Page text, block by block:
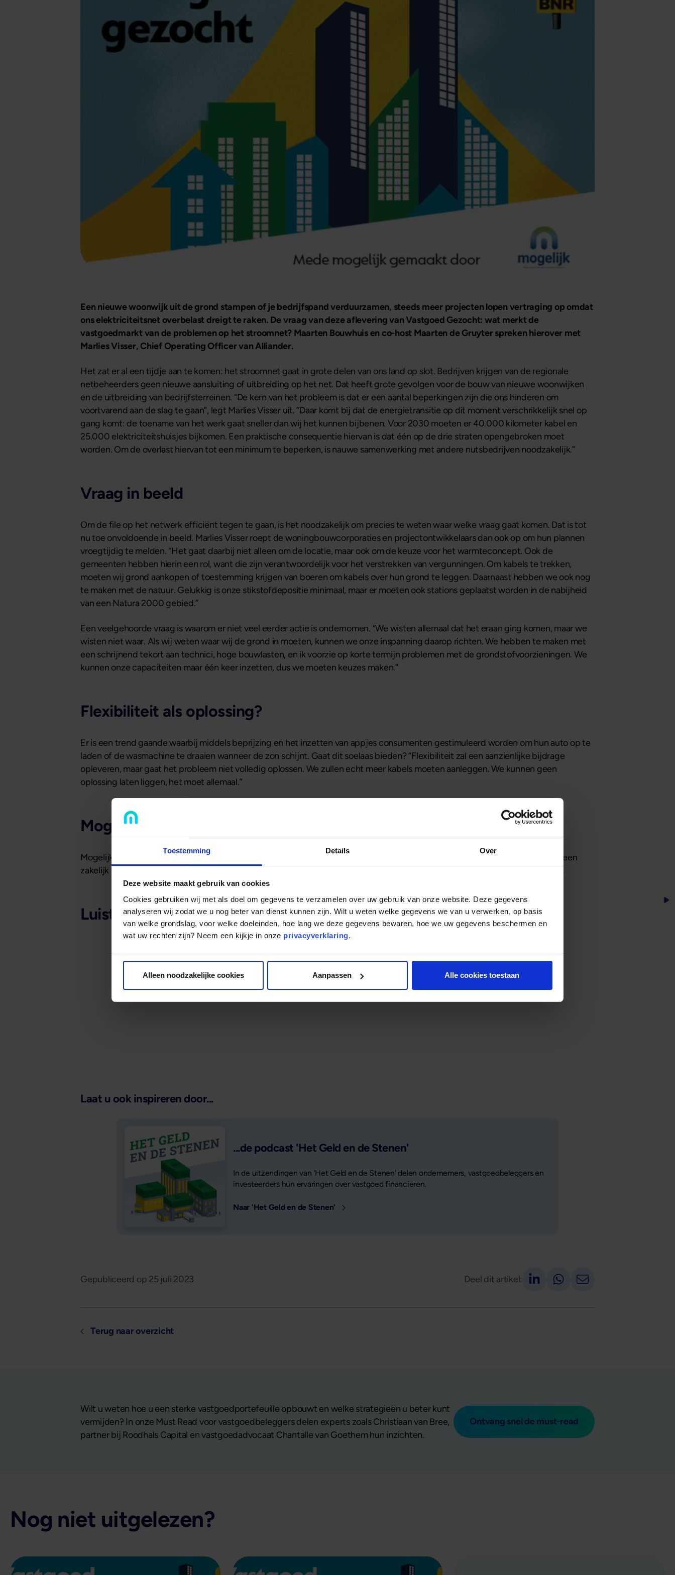
Toestemming Details Over
Deze website maakt gebruik van cookies
Cookies gebruiken wij met als doel om gegevens te verzamelen over uw gebruik van onze website. Deze gegevens
analyseren wij zodat we u nog beter van dienst kunnen zijn. Wilt u weten welke gegevens we van u verwerken, op basis
van welke grondslag, voor welke doeleinden, hoe lang we deze gegevens bewaren, hoe we uw gegevens beschermen en
wat uw rechten zijn? Neem een kijkje in onze privacyverklaring.
Alleen noodzakelijke cookies Aanpassen Alle cookies toestaan
Een nieuwe woonwijk uit de grond stampen of je bedrijfspand verduurzamen, steeds meer projecten lopen vertraging op omdat
ons elektriciteitsnet overbelast dreigt te raken. De vraag van deze aflevering van Vastgoed Gezocht: wat merkt de
vastgoedmarkt van de problemen op het stroomnet? Maarten Bouwhuis en co-host Maarten de Gruyter spreken hierover met
Marlies Visser, Chief Operating Officer van Alliander.
Het zat er al een tijdje aan te komen: het stroomnet gaat in grote delen van ons land op slot. Bedrijven krijgen van de regionale
netbeheerders geen nieuwe aansluiting of uitbreiding op het net. Dat heeft grote gevolgen voor de bouw van nieuwe woonwijken
en de uitbreiding van bedrijfsterreinen. “De kern van het probleem is dat er een aantal beperkingen zijn die ons hinderen om
voortvarend aan de slag te gaan”, legt Marlies Visser uit. “Daar komt bij dat de energietransitie op dit moment verschrikkelijk snel op
gang komt: de toename van het werk gaat sneller dan wij het kunnen bijbenen. Voor 2030 moeten er 40.000 kilometer kabel en
25.000 elektriciteitshuisjes bijkomen. Een praktische consequentie hiervan is dat één op de drie straten opengebroken moet
worden. Om de overlast hiervan tot een minimum te beperken, is nauwe samenwerking met andere nutsbedrijven noodzakelijk.”
Vraag in beeld
Om de file op het netwerk efficiënt tegen te gaan, is het noodzakelijk om precies te weten waar welke vraag gaat komen. Dat is tot
nu toe onvoldoende in beeld. Marlies Visser roept de woningbouwcorporaties en projectontwikkelaars dan ook op om hun plannen
vroegtijdig te melden. “Het gaat daarbij niet alleen om de locatie, maar ook om de keuze voor het warmteconcept. Ook de
gemeenten hebben hierin een rol, want die zijn verantwoordelijk voor het verstrekken van vergunningen. Om kabels te trekken,
moeten wij grond aankopen of toestemming krijgen van boeren om kabels over hun grond te leggen. Daarnaast hebben we ook nog
te maken met de natuur. Gelukkig is onze stikstofdepositie minimaal, maar er moeten ook stations geplaatst worden in de nabijheid
van een Natura 2000 gebied.”
Een veelgehoorde vraag is waarom er niet veel eerder actie is ondernomen. “We wisten allemaal dat het eraan ging komen, maar we
wisten niet waar. Als wij weten waar wij de grond in moeten, kunnen we onze inspanning daarop richten. We hebben te maken met
een schrijnend tekort aan technici, hoge bouwlasten, en ik voorzie op korte termijn problemen met de grondstofvoorzieningen. We
kunnen onze capaciteiten maar één keer inzetten, dus we moeten keuzes maken.”
Flexibiliteit als oplossing?
Er is een trend gaande waarbij middels beprijzing en het inzetten van appjes consumenten gestimuleerd worden om hun auto op te
laden of de wasmachine te draaien wanneer de zon schijnt. Gaat dit soelaas bieden? “Flexibiliteit zal een aanzienlijke bijdrage
opleveren, maar gaat het probleem niet volledig oplossen. We zullen echt meer kabels moeten aanleggen. We kunnen geen
oplossing laten liggen, het moet allemaal.”
Mogelijk voor u
Mogelijk financiert zakelijk vastgoed in heel Nederland; van grote stad tot kleine kern. Wilt u geld lenen voor de aankoop van een
zakelijk pand of wilt u geld uitlenen met veel zekerheden en een aantrekkelijke rente? Bij ons is het mogelijk. Lees
verder.
Luister de aflevering
Laat u ook inspireren door...
...de podcast 'Het Geld en de Stenen'
In de uitzendingen van 'Het Geld en de Stenen' delen ondernemers, vastgoedbeleggers en
investeerders hun ervaringen over vastgoed financieren.
Naar 'Het Geld en de Stenen'
Gepubliceerd op 25 juli 2023 Deel dit artikel: Deel op LinkedIn
Deel via Whatsapp
Deel via email
Terug naar overzicht
Wilt u weten hoe u een sterke vastgoedportefeuille opbouwt en welke strategieën u beter kunt
vermijden? In onze Must Read voor vastgoedbeleggers delen experts zoals Christiaan van Bree,
partner bij Roodhals Capital en vastgoedadvocaat Chantalle van Goethem hun inzichten.
Ontvang snel de must-read
Nog niet uitgelezen?